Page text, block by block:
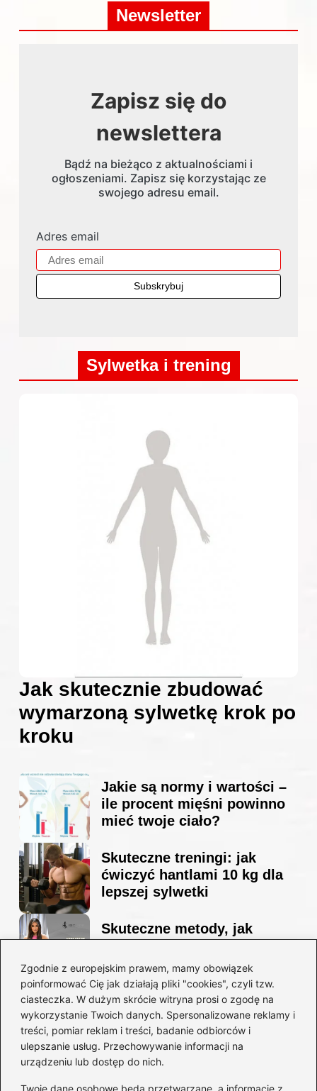
Zgodnie z europejskim prawem, mamy obowiązek
poinformować Cię jak działają pliki "cookies", czyli tzw.
ciasteczka. W dużym skrócie witryna prosi o zgodę na
wykorzystanie Twoich danych. Spersonalizowane reklamy i
treści, pomiar reklam i treści, badanie odbiorców i
ulepszanie usług. Przechowywanie informacji na
urządzeniu lub dostęp do nich.
Twoje dane osobowe będą przetwarzane, a informacje z
Newsletter
Zapisz się do
newslettera
Bądź na bieżąco z aktualnościami i
ogłoszeniami. Zapisz się korzystając ze
swojego adresu email.
Adres email
Sylwetka i trening
Jak skutecznie zbudować
wymarzoną sylwetkę krok po
kroku
Jakie są normy i wartości –
ile procent mięśni powinno
mieć twoje ciało?
Skuteczne treningi: jak
ćwiczyć hantlami 10 kg dla
lepszej sylwetki
Skuteczne metody, jak
sylwetkę w zaledwie 90 dni
Idealny garnitur: jak dobrać
go do swojej sylwetki?
Kategorie